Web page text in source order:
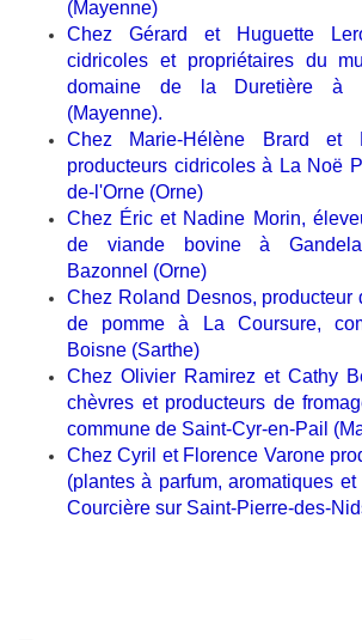
(Mayenne)
Chez Gérard et Huguette
cidricoles et propriétaires du
domaine de la Duretière à
(Mayenne).
Chez Marie-Hélène Brard et
producteurs cidricoles à La Noë
de-l'Orne (Orne)
Chez Éric et Nadine Morin,
de viande bovine à
Bazonnel (Orne)
Chez Roland Desnos, producteur
de pomme à La Coursure,
Boisne (Sarthe)
Chez Olivier Ramirez et Cathy
chèvres et producteurs de
commune de Saint-Cyr-en-Pail
Chez Cyril et Florence Varone
(plantes à parfum, aromatiques
Courcière sur Saint-Pierre-des-